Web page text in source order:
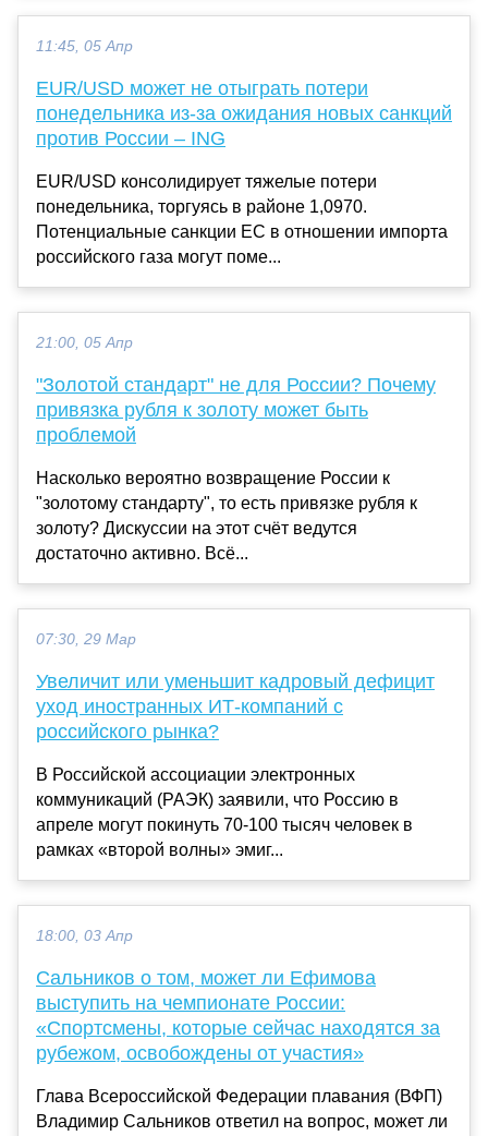
11:45, 05 Апр
EUR/USD может не отыграть потери
понедельника из-за ожидания новых санкций
против России – ING
EUR/USD консолидирует тяжелые потери
понедельника, торгуясь в районе 1,0970.
Потенциальные санкции ЕС в отношении импорта
российского газа могут поме...
21:00, 05 Апр
"Золотой стандарт" не для России? Почему
привязка рубля к золоту может быть
проблемой
Насколько вероятно возвращение России к
"золотому стандарту", то есть привязке рубля к
золоту? Дискуссии на этот счёт ведутся
достаточно активно. Всё...
07:30, 29 Мар
Увеличит или уменьшит кадровый дефицит
уход иностранных ИТ-компаний с
российского рынка?
В Российской ассоциации электронных
коммуникаций (РАЭК) заявили, что Россию в
апреле могут покинуть 70-100 тысяч человек в
рамках «второй волны» эмиг...
18:00, 03 Апр
Сальников о том, может ли Ефимова
выступить на чемпионате России:
«Спортсмены, которые сейчас находятся за
рубежом, освобождены от участия»
Глава Всероссийской Федерации плавания (ВФП)
Владимир Сальников ответил на вопрос, может ли